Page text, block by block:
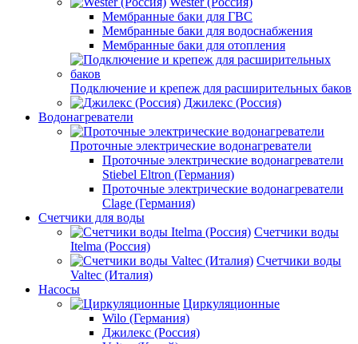
Мембранные баки для ГВС
Мембранные баки для водоснабжения
Мембранные баки для отопления
Подключение и крепеж для расширительных баков
Джилекс (Россия)
Водонагреватели
Проточные электрические водонагреватели
Проточные электрические водонагреватели
Stiebel Eltron (Германия)
Проточные электрические водонагреватели
Clage (Германия)
Счетчики для воды
Счетчики воды
Itelma (Россия)
Счетчики воды
Valtec (Италия)
Насосы
Циркуляционные
Wilo (Германия)
Джилекс (Россия)